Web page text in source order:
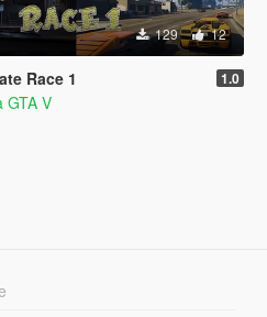
129 12
Race 1 1.0
GTA V